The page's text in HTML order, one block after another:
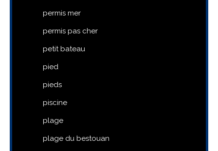
permis mer
permis pas cher
petit bateau
pied
pieds
piscine
plage
plage du bestouan